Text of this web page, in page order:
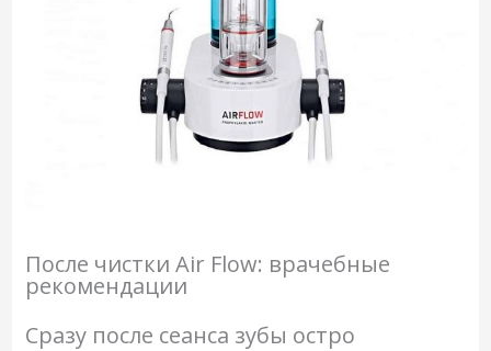
После чистки Air Flow: врачебные
рекомендации
Сразу после сеанса зубы остро